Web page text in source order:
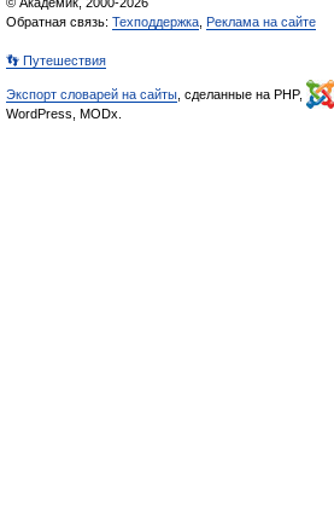
Обратная связь: Техподдержка Реклама на сайте
👣 Путешествия
Экспорт словарей на сайты , сделанные на PHP,
WordPress, MODx.